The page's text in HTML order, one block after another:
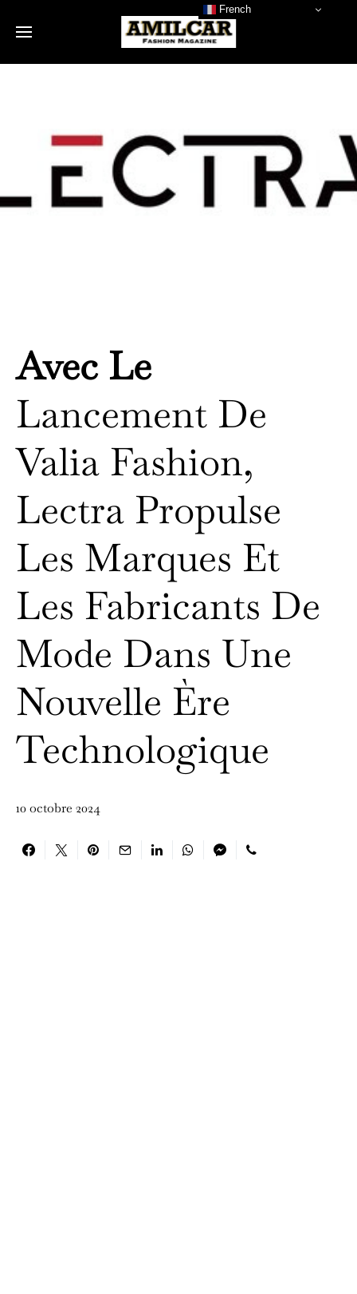
Avec Le
Lancement De
Valia Fashion,
Lectra Propulse
Les Marques Et
Les Fabricants De
Mode Dans Une
Nouvelle Ère
Technologique
10 octobre 2024
French